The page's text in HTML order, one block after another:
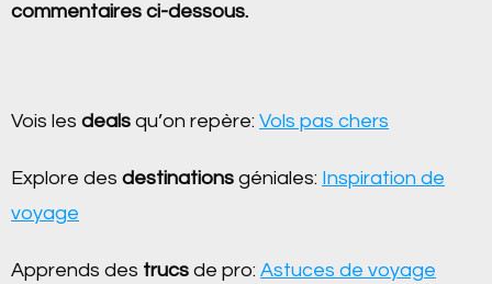
commentaires ci-dessous.
Vois les deals qu’on repère: Vols pas chers
Explore des destinations géniales: Inspiration de
voyage
Apprends des trucs de pro: Astuces de voyage